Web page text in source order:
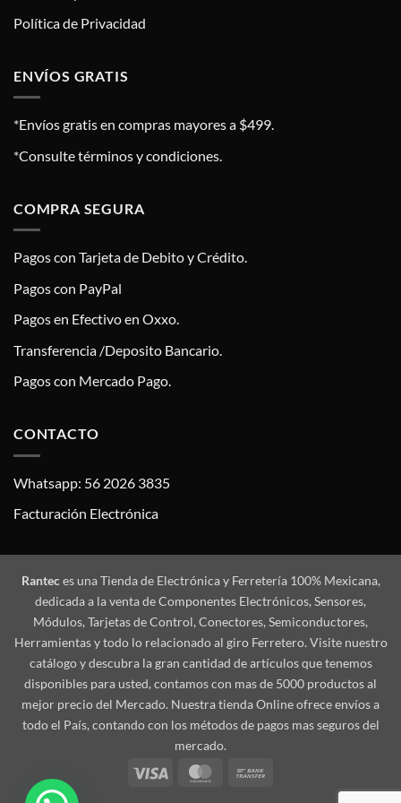
Política de Privacidad
ENVÍOS GRATIS
*Envíos gratis en compras mayores a $499.
*Consulte términos y condiciones.
COMPRA SEGURA
Pagos con Tarjeta de Debito y Crédito.
Pagos con PayPal
Pagos en Efectivo en Oxxo.
Transferencia /Deposito Bancario.
Pagos con Mercado Pago.
CONTACTO
Whatsapp: 56 2026 3835
Facturación Electrónica
Ranteces una Tienda de Electrónica y Ferretería 100% Mexicana,
dedicada a la venta de Componentes Electrónicos, Sensores,
Módulos, Tarjetas de Control, Conectores, Semiconductores,
Herramientas y todo lo relacionado al giro Ferretero. Visite nuestro
catálogo y descubra la gran cantidad de artículos que tenemos
disponibles para usted, contamos con mas de 5000 productos al
mejor precio del Mercado. Nuestra tienda Online ofrece envíos a
todo el País, contando con los métodos de pagos mas seguros del
mercado.
Visa
MasterCard